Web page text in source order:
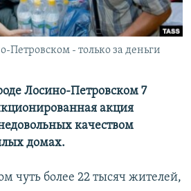
Петровском - только за деньги
Лосино-Петровском 7
акция
качеством
домах.
чуть более 22 тысяч жителей,